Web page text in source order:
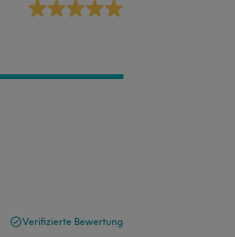
Verifizierte Bewertung